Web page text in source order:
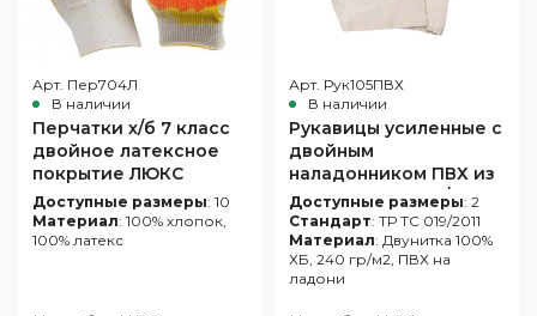
Арт. Пер704Л
В наличии
Перчатки х/б 7 класс
двойное латексное
покрытие ЛЮКС
Доступные размеры: 10
Материал: 100% хлопок,
100% латекс
Арт. Рук105ПВХ
В наличии
Рукавицы усиленные с
двойным
наладонником ПВХ из
двунитки 240 гр/м2
Доступные размеры: 2
Стандарт: ТР ТС 019/2011
Материал: Двунитка 100%
ХБ, 240 гр/м2, ПВХ на
ладони